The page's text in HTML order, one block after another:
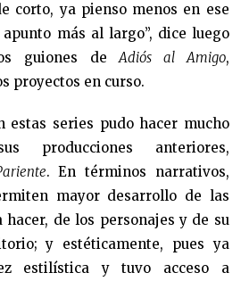
corto, ya pienso menos en ese
más al largo”, dice luego
guiones deAdiós al Amigo,
proyectos en curso.
estas series pudo hacer mucho
producciones anteriores,
. En términos narrativos,
mayor desarrollo de las
hacer, de los personajes y de su
y estéticamente, pues ya
estilística y tuvo acceso a